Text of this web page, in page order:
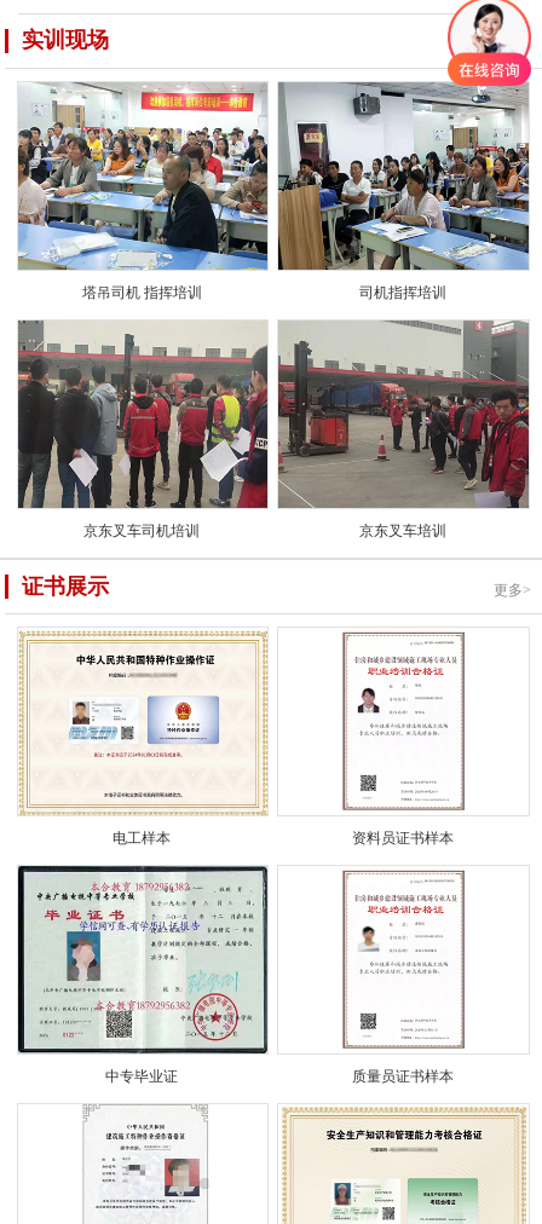
实训现场 更多>
塔吊司机 指挥培训 司机指挥培训
京东叉车司机培训 京东叉车培训
证书展示 更多>
电工样本 资料员证书样本
中专毕业证 质量员证书样本